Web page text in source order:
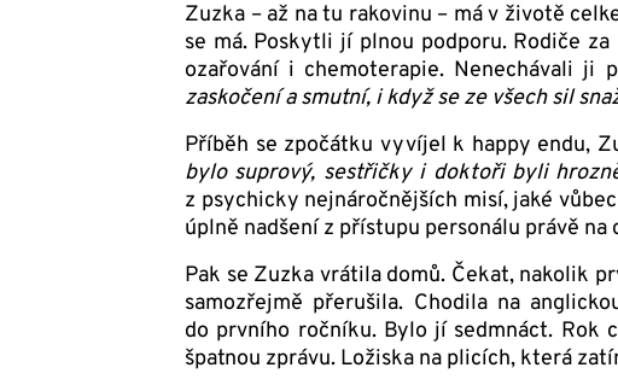
Zuzka – až na tu rakovinu – má v životě
se má. Poskytli jí plnou podporu. Rodiče
ozařování i chemoterapie. Nenechávali ji
zaskočení a smutní, i když se ze všech sil
Příběh se zpočátku vyvíjel k happy endu,
bylo suprový, sestřičky i doktoři byli
z psychicky nejnáročnějších misí, jaké
úplně nadšení z přístupu personálu právě
Pak se Zuzka vrátila domů. Čekat, nakolik
samozřejmě přerušila. Chodila na
do prvního ročníku. Bylo jí sedmnáct. Rok
špatnou zprávu. Ložiska na plicích, která